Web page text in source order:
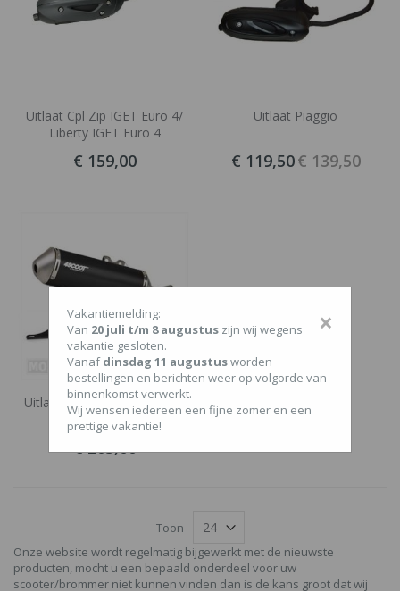
Uitlaat Cpl Zip IGET Euro 4/
Liberty IGET Euro 4
€ 159,00
Uitlaat Piaggio
€ 119,50€ 139,50
Uitlaat Piaggio 4t-2v 4scoot
voor o.a. ZIp/Fly/LX
€ 205,00
Toon
Onze website wordt regelmatig bijgewerkt met de nieuwste
producten, mocht u een bepaald onderdeel voor uw
scooter/brommer niet kunnen vinden dan is de kans groot dat wij
×
Vakantiemelding:
Van 20 juli t/m 8 augustus zijn wij wegens
vakantie gesloten.
Vanafdinsdag 11 augustusworden
bestellingen en berichten weer op volgorde van
binnenkomst verwerkt.
Wij wensen iedereen een fijne zomer en een
prettige vakantie!